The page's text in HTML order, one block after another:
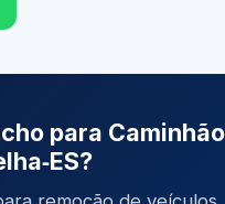
para Caminhão